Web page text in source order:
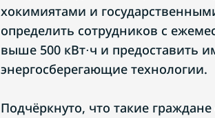
хокимиятами и
определить сотрудников с
выше 500 кВт⋅ч и предоставить
энергосберегающие технологии.
Подчёркнуто, что такие